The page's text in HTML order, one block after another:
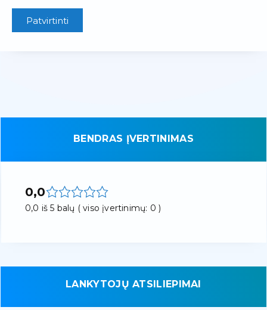
Patvirtinti
BENDRAS ĮVERTINIMAS
0,0
0,0 iš 5 balų ( viso įvertinimų: 0 )
LANKYTOJŲ ATSILIEPIMAI